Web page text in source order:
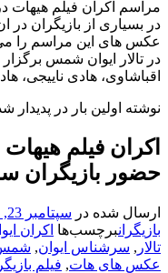
مراسم اکران فیلم هیهات
در بسیاری از بازیگران در
عکس های این مراسم را
در تالار ایوان شمس
اقباشاوی، هادی
نوشته اولین بار در پدیدار
اکران فیلم
حضور بازیگران
ارسال شده در سپتامبر 23, 2016
بازیگرانبرچسب‌ها اکران
تالار , سرشناس ایوان,
عکس های هات, فیلم